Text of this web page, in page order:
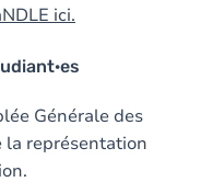
ici.
Générale des
la représentation